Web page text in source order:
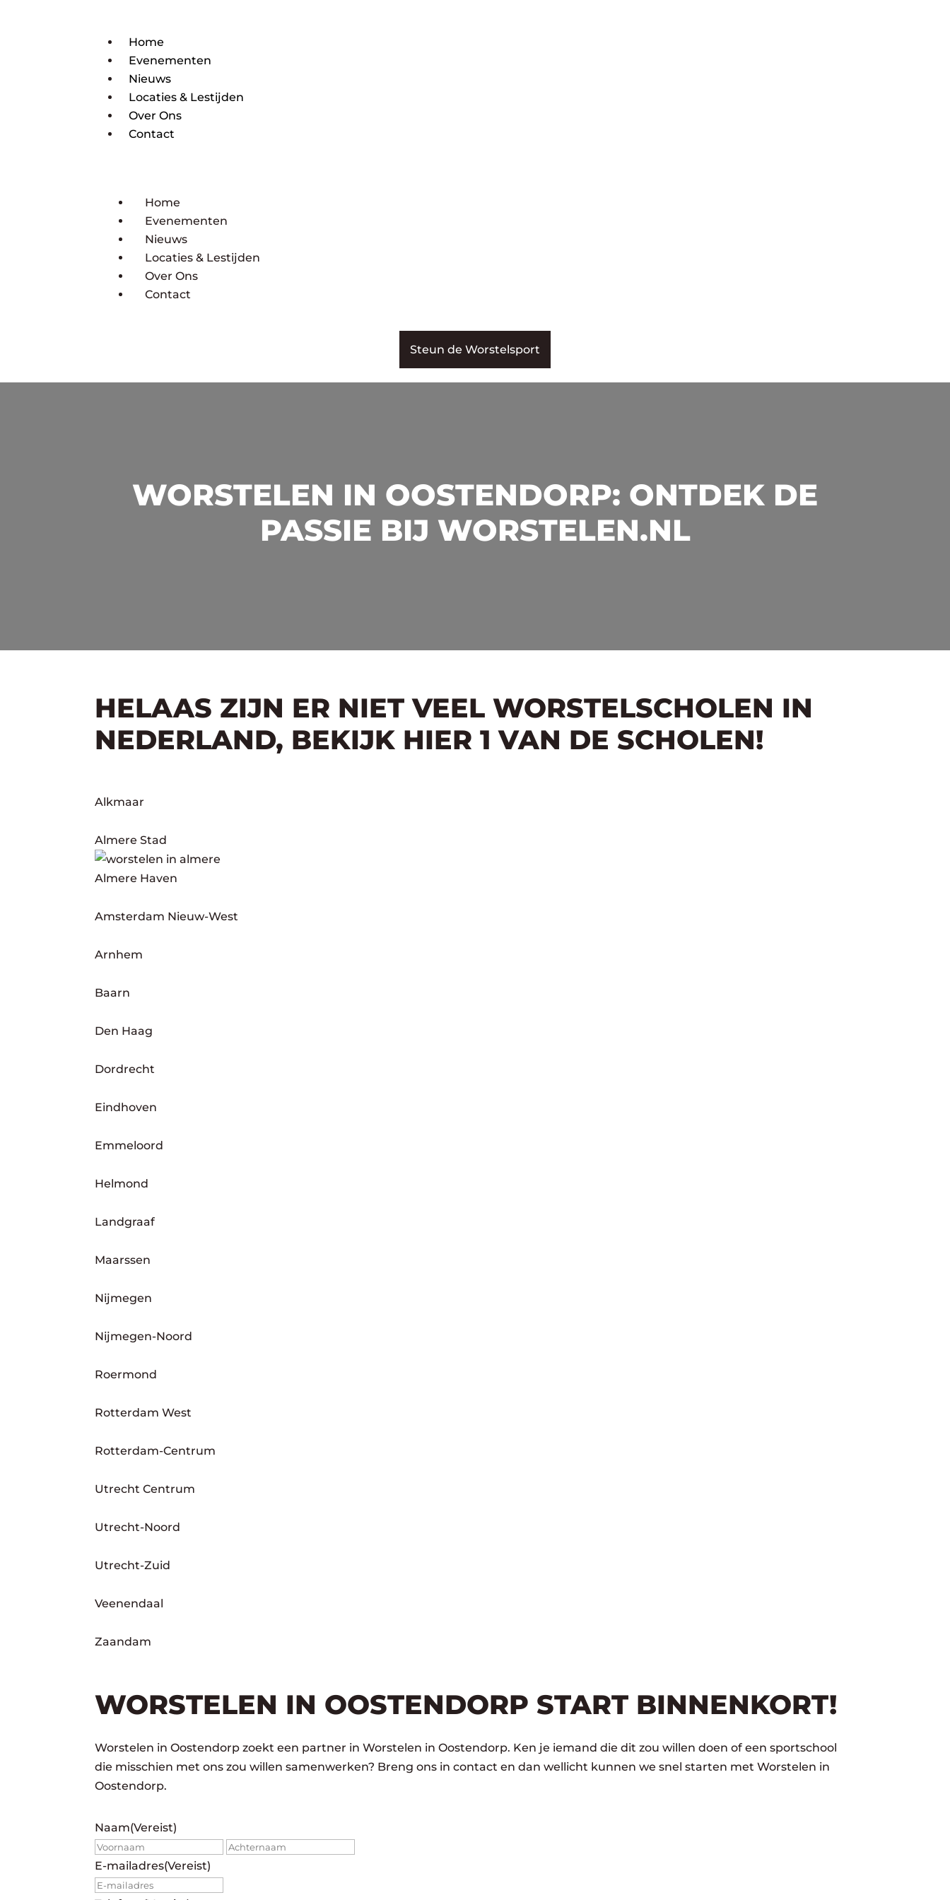
Home
Evenementen
Nieuws
Locaties & Lestijden
Over Ons
Contact
Home
Evenementen
Nieuws
Locaties & Lestijden
Over Ons
Contact
Steun de Worstelsport
WORSTELEN IN OOSTENDORP: ONTDEK DE
PASSIE BIJ WORSTELEN.NL
HELAAS ZIJN ER NIET VEEL WORSTELSCHOLEN IN
NEDERLAND, BEKIJK HIER 1 VAN DE SCHOLEN!
Alkmaar
Almere Stad
Almere Haven
Amsterdam Nieuw-West
Arnhem
Baarn
Den Haag
Dordrecht
Eindhoven
Emmeloord
Helmond
Landgraaf
Maarssen
Nijmegen
Nijmegen-Noord
Roermond
Rotterdam West
Rotterdam-Centrum
Utrecht Centrum
Utrecht-Noord
Utrecht-Zuid
Veenendaal
Zaandam
WORSTELEN IN OOSTENDORP START BINNENKORT!
Worstelen in Oostendorp zoekt een partner in Worstelen in Oostendorp. Ken je iemand die dit zou willen doen of een sportschool
die misschien met ons zou willen samenwerken? Breng ons in contact en dan wellicht kunnen we snel starten met Worstelen in
Oostendorp.
Naam(Vereist)
Voornaam
E-mailadres(Vereist)